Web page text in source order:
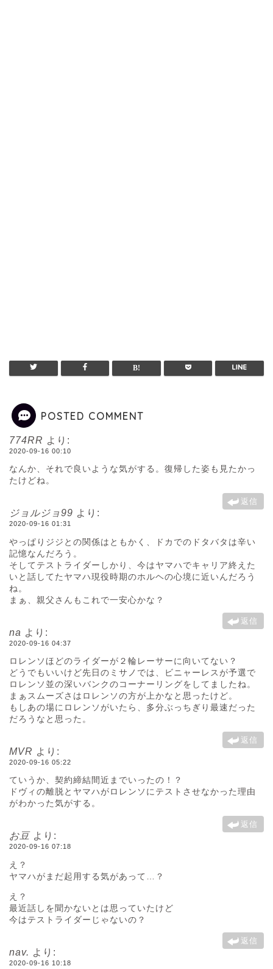
POSTED COMMENT
774RR より:
2020-09-16 00:10
なんか、それで良いような気がする。復帰した姿も見たかっ
たけどね。
返信
ジョルジョ99 より:
2020-09-16 01:31
やっぱりジジとの関係はともかく、ドカでのドタバタは辛い
記憶なんだろう。
そしてテストライダーしかり、今はヤマハでキャリア終えた
いと話してたヤマハ現役時期のホルヘの心境に近いんだろう
ね。
まぁ、親父さんもこれで一安心かな？
返信
na より:
2020-09-16 04:37
ロレンソほどのライダーが２輪レーサーに向いてない？
どうでもいいけど先日のミサノでは、ビニャーレスが予選で
ロレンソ並の深いバンクのコーナーリングをしてましたね。
まぁスムーズさはロレンソの方が上かなと思ったけど。
もしあの場にロレンソがいたら、多分ぶっちぎり最速だった
だろうなと思った。
返信
MVR より:
2020-09-16 05:22
ていうか、契約締結間近までいったの！？
ドヴィの離脱とヤマハがロレンソにテストさせなかった理由
がわかった気がする。
返信
お豆 より:
2020-09-16 07:18
え？
ヤマハがまだ起用する気があって…？
え？
最近話しを聞かないとは思っていたけど
今はテストライダーじゃないの？
返信
nav. より:
2020-09-16 10:18